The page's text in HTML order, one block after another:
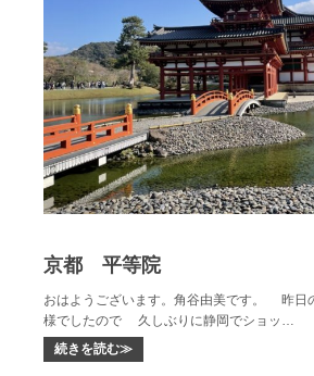
京都 平等院
おはようございます。角谷由美です。 昨日
様でしたので 久しぶりに静岡でショッ…
続きを読む≫